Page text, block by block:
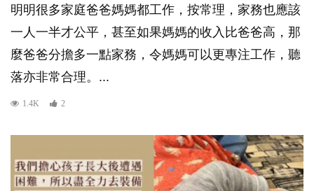
明明很多家庭爸爸媽媽都工作，按常理，家務也應該
一人一半才公平，甚至如果媽媽的收入比爸爸高，那
麼爸爸分擔多一點家務，令媽媽可以更專注工作，聽
落亦非常合理。...
1.4K 2